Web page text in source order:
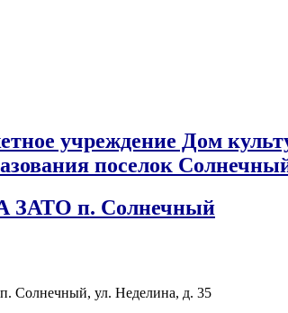
учреждение Дом
поселок
ЗАТО п. Солнечный
Солнечный, ул. Неделина, д. 35